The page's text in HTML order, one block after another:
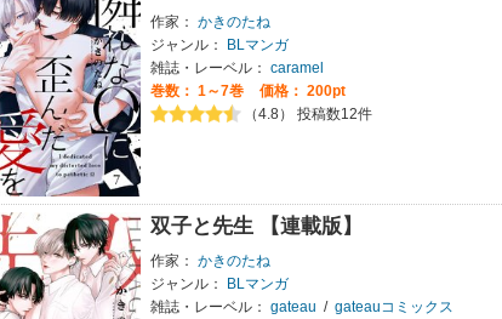
作家： かきのたね
ジャンル：
BLマンガ
雑誌・レーベル： caramel
巻数： 1～7巻
価格： 200pt
（4.8） 投稿数12件
双子と先生 【連載版】
作家： かきのたね
ジャンル：
BLマンガ
雑誌・レーベル： gateau / gateauコミックス